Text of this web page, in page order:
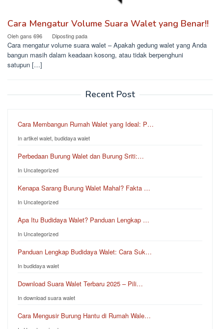
Cara Mengatur Volume Suara Walet yang Benar!!
Olehgans 696 Diposting pada
Cara mengatur volume suara walet – Apakah gedung walet yang Anda
bangun masih dalam keadaan kosong, atau tidak berpenghuni
satupun […]
Recent Post
Cara Membangun Rumah Walet yang Ideal: P…
In artikel walet, budidaya walet
Perbedaan Burung Walet dan Burung Sriti:…
In Uncategorized
Kenapa Sarang Burung Walet Mahal? Fakta …
In Uncategorized
Apa Itu Budidaya Walet? Panduan Lengkap …
In Uncategorized
Panduan Lengkap Budidaya Walet: Cara Suk…
In budidaya walet
Download Suara Walet Terbaru 2025 – Pili…
In download suara walet
Cara Mengusir Burung Hantu di Rumah Wale…